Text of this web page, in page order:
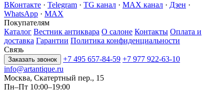
ВКонтакте · Telegram · TG канал · MAX канал · Дзен ·
WhatsApp · MAX
Покупателям
Каталог Вестник антиквара О салоне Контакты Оплата и
доставка Гарантии Политика конфиденциальности
Связь
Заказать звонок +7 495 657-84-59 +7 977 922-63-10
info@artantique.ru
Москва, Скатертный пер., 15
Пн–Пт 10:00–19:00